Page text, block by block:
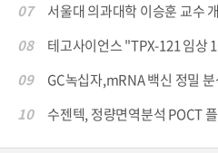
07
서울대 의과대학 이승훈 교수
08
테고사이언스 "TPX-121 임상
09
GC녹십자,mRNA 백신 정밀
10
수젠텍, 정량면역분석 POCT